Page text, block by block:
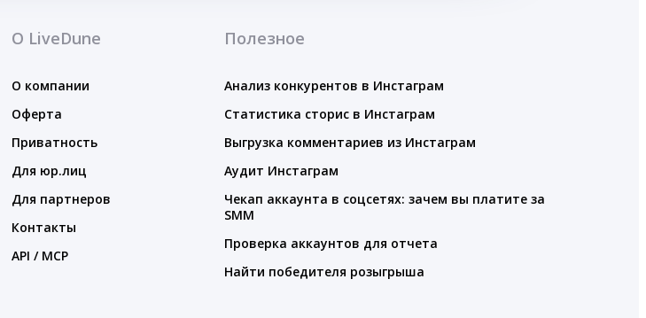
О LiveDune
О компании
Оферта
Приватность
Для юр.лиц
Для партнеров
Контакты
API / MCP
Полезное
Анализ конкурентов в Инстаграм
Статистика сторис в Инстаграм
Выгрузка комментариев из Инстаграм
Аудит Инстаграм
Чекап аккаунта в соцсетях: зачем вы платите за
SMM
Проверка аккаунтов для отчета
Найти победителя розыгрыша